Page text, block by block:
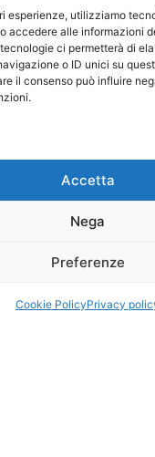
esperienze, utilizziamo
accedere alle informazioni
ci permetterà di
o ID unici su
il consenso può influire
Accetta
Nega
Preferenze
Cookie PolicyPrivacy
Turistica/IAT